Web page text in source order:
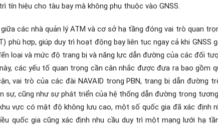
tín hiệu cho tàu bay mà không phụ thuộc vào GNSS.
các nhà quản lý ATM và cơ sở hạ tầng đóng vai trò quan
phù hợp, giúp duy trì hoạt động bay liên tục ngay cả khi
loại và mức độ trang bị và năng lực dẫn đường của các đối
các yếu tố quan trọng cần cân nhắc được đưa ra bao gồm
vai trò của các đài NAVAID trong PBN, trang bị dẫn đường
sự, cũng như sự phát triển của hệ thống dẫn đường trong
vực có mật độ không lưu cao, một số quốc gia đã xác định
quốc gia cũng xác định nhu cầu duy trì một mạng lưới hạ